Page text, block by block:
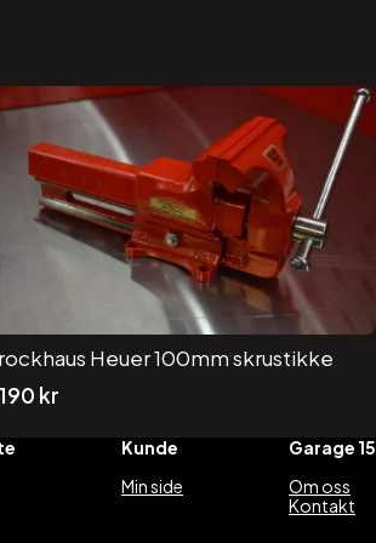
Heuer 100mm skrustikke
kr
Kunde
Min side
Garage 15
Om oss
Kontakt